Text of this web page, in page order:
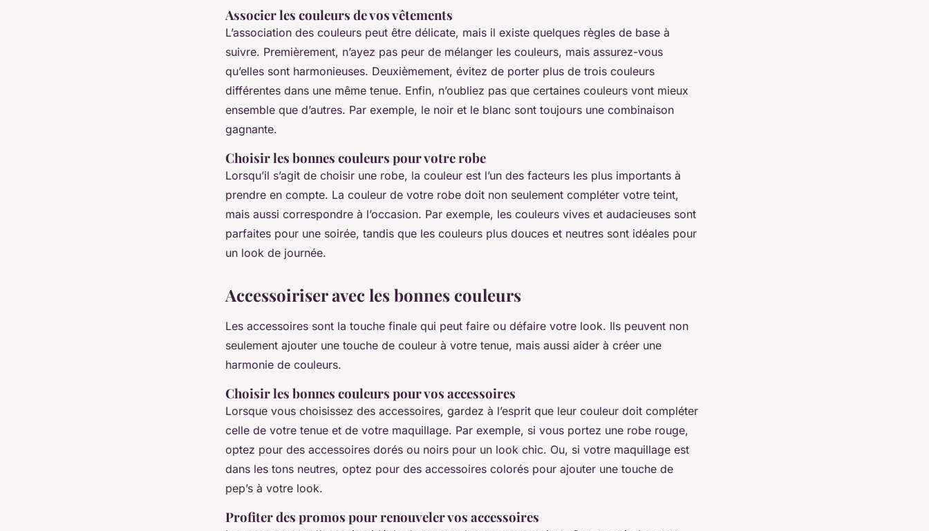
Associer les couleurs de vos vêtements
L’association des couleurs peut être délicate, mais il existe quelques règles de base à
suivre. Premièrement, n’ayez pas peur de mélanger les couleurs, mais assurez-vous
qu’elles sont harmonieuses. Deuxièmement, évitez de porter plus de trois couleurs
différentes dans une même tenue. Enfin, n’oubliez pas que certaines couleurs vont mieux
ensemble que d’autres. Par exemple, le noir et le blanc sont toujours une combinaison
gagnante.
Choisir les bonnes couleurs pour votre robe
Lorsqu’il s’agit de choisir une robe, la couleur est l’un des facteurs les plus importants à
prendre en compte. La couleur de votre robe doit non seulement compléter votre teint,
mais aussi correspondre à l’occasion. Par exemple, les couleurs vives et audacieuses sont
parfaites pour une soirée, tandis que les couleurs plus douces et neutres sont idéales pour
un look de journée.
Accessoiriser avec les bonnes couleurs
Les accessoires sont la touche finale qui peut faire ou défaire votre look. Ils peuvent non
seulement ajouter une touche de couleur à votre tenue, mais aussi aider à créer une
harmonie de couleurs.
Choisir les bonnes couleurs pour vos accessoires
Lorsque vous choisissez des accessoires, gardez à l’esprit que leur couleur doit compléter
celle de votre tenue et de votre maquillage. Par exemple, si vous portez une robe rouge,
optez pour des accessoires dorés ou noirs pour un look chic. Ou, si votre maquillage est
dans les tons neutres, optez pour des accessoires colorés pour ajouter une touche de
pep’s à votre look.
Profiter des promos pour renouveler vos accessoires